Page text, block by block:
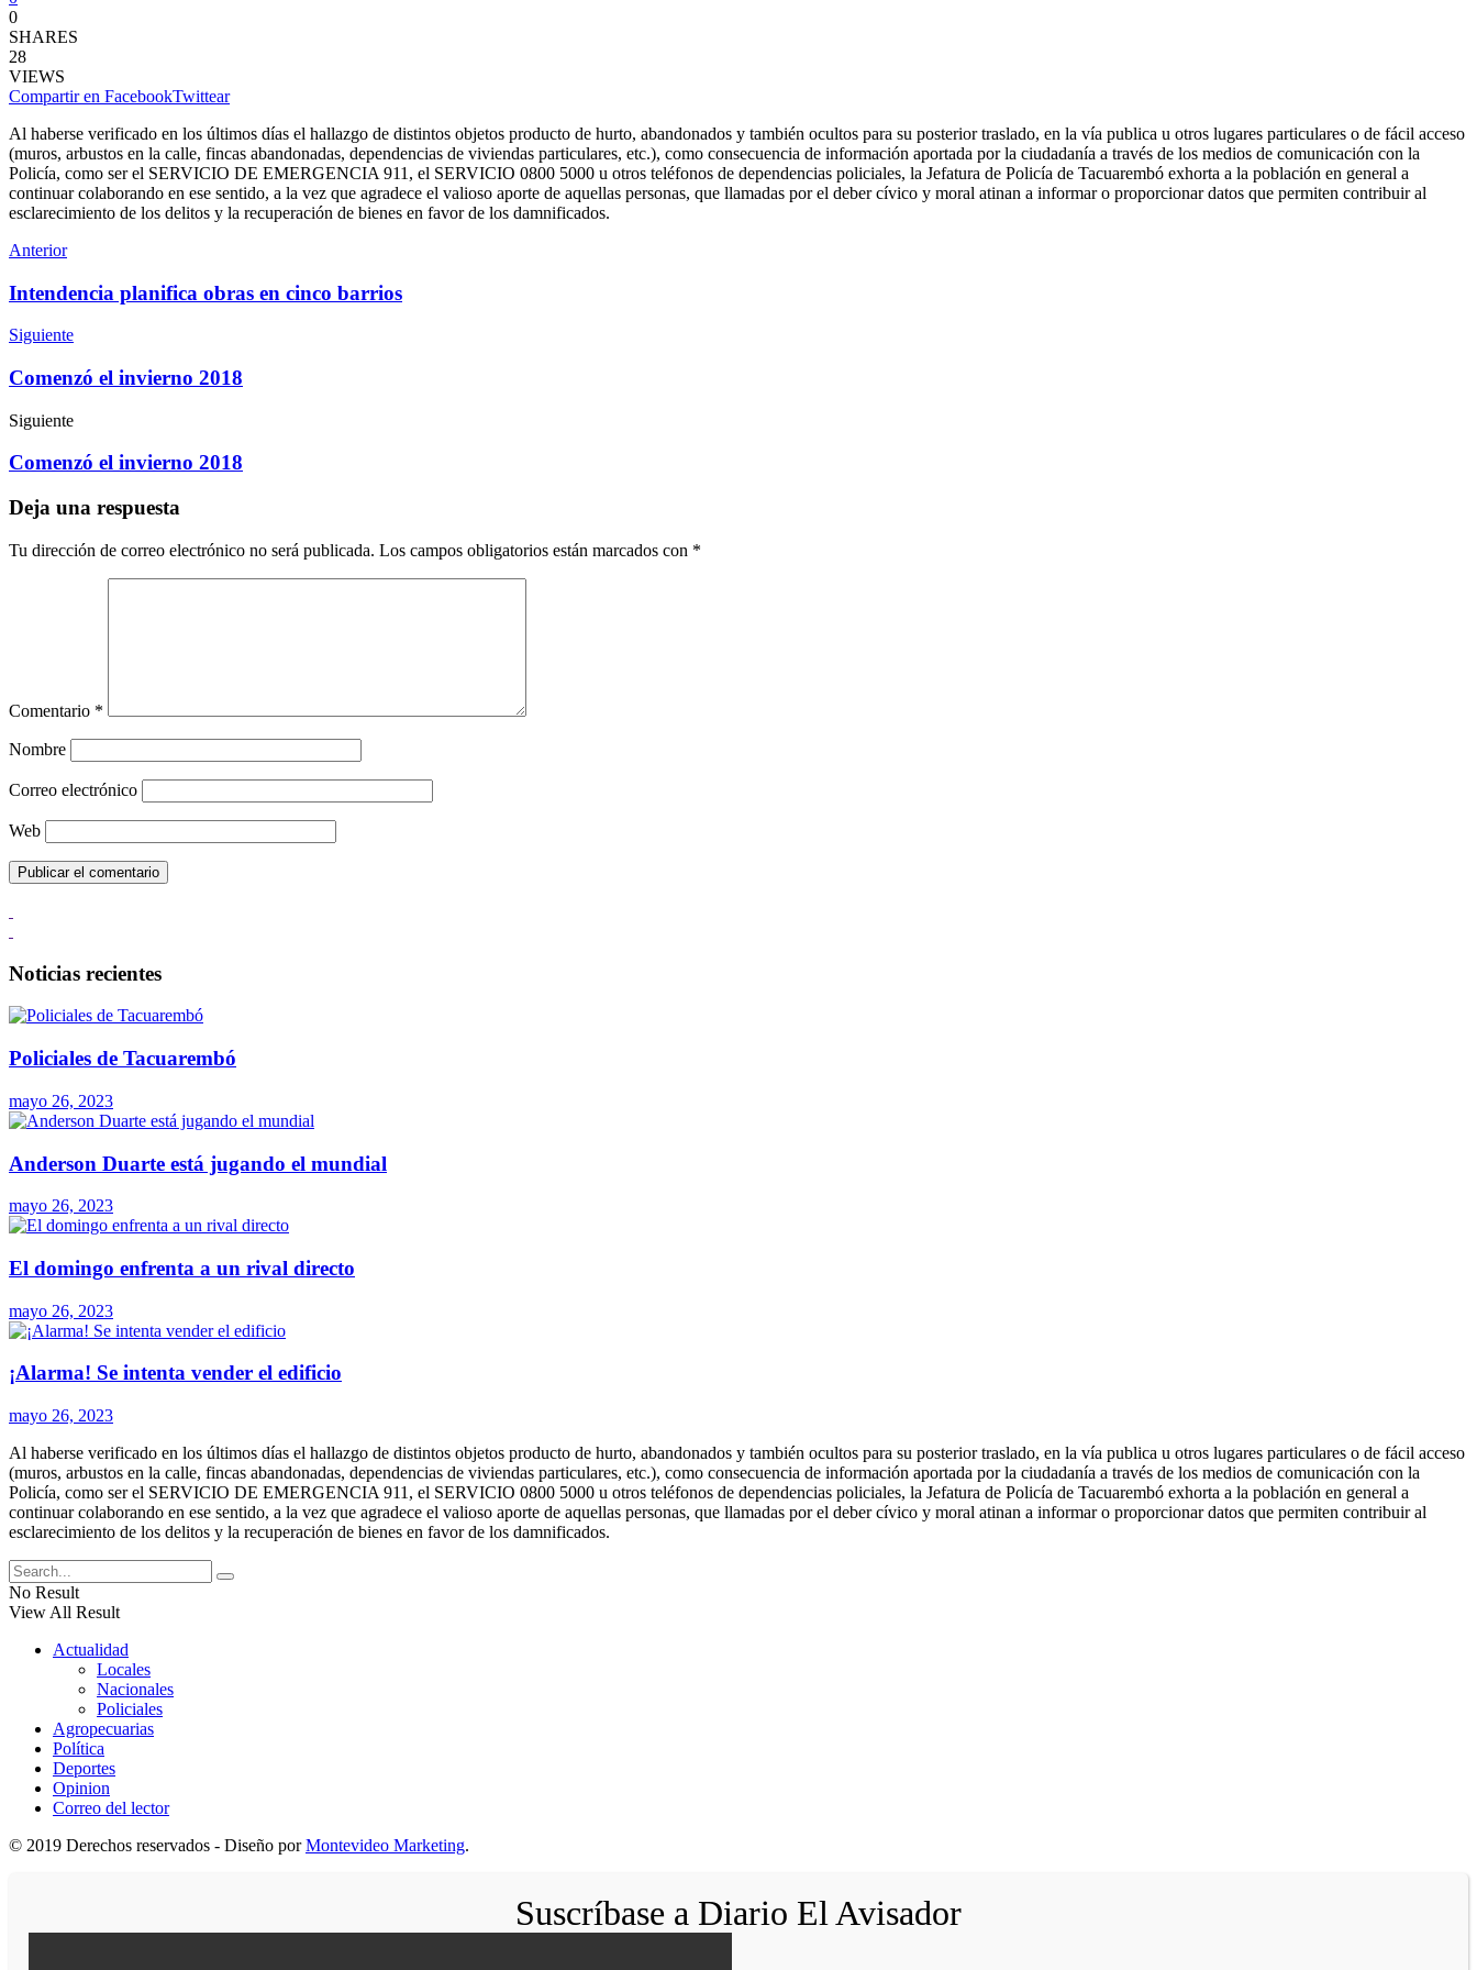
0
SHARES
28
VIEWS
Compartir en FacebookTwittear
Al haberse verificado en los últimos días el hallazgo de distintos objetos producto de hurto, abandonados y también ocultos para su posterior traslado, en la vía publica u otros lugares particulares o de fácil acceso
(muros, arbustos en la calle, fincas abandonadas, dependencias de viviendas particulares, etc.), como consecuencia de información aportada por la ciudadanía a través de los medios de comunicación con la
Policía, como ser el SERVICIO DE EMERGENCIA 911, el SERVICIO 0800 5000 u otros teléfonos de dependencias policiales, la Jefatura de Policía de Tacuarembó exhorta a la población en general a
continuar colaborando en ese sentido, a la vez que agradece el valioso aporte de aquellas personas, que llamadas por el deber cívico y moral atinan a informar o proporcionar datos que permiten contribuir al
esclarecimiento de los delitos y la recuperación de bienes en favor de los damnificados.
Anterior
Intendencia planifica obras en cinco barrios
Siguiente
Comenzó el invierno 2018
Siguiente
Comenzó el invierno 2018
Deja una respuesta
Tu dirección de correo electrónico no será publicada. Los campos obligatorios están marcados con *
Comentario *
Nombre
Correo electrónico
Web
Noticias recientes
Policiales de Tacuarembó
mayo 26, 2023
Anderson Duarte está jugando el mundial
mayo 26, 2023
El domingo enfrenta a un rival directo
mayo 26, 2023
¡Alarma! Se intenta vender el edificio
mayo 26, 2023
Al haberse verificado en los últimos días el hallazgo de distintos objetos producto de hurto, abandonados y también ocultos para su posterior traslado, en la vía publica u otros lugares particulares o de fácil acceso
(muros, arbustos en la calle, fincas abandonadas, dependencias de viviendas particulares, etc.), como consecuencia de información aportada por la ciudadanía a través de los medios de comunicación con la
Policía, como ser el SERVICIO DE EMERGENCIA 911, el SERVICIO 0800 5000 u otros teléfonos de dependencias policiales, la Jefatura de Policía de Tacuarembó exhorta a la población en general a
continuar colaborando en ese sentido, a la vez que agradece el valioso aporte de aquellas personas, que llamadas por el deber cívico y moral atinan a informar o proporcionar datos que permiten contribuir al
esclarecimiento de los delitos y la recuperación de bienes en favor de los damnificados.
No Result
View All Result
Actualidad
Locales
Nacionales
Policiales
Agropecuarias
Política
Deportes
Opinion
Correo del lector
© 2019 Derechos reservados - Diseño porMontevideo Marketing.
Suscríbase a Diario El Avisador